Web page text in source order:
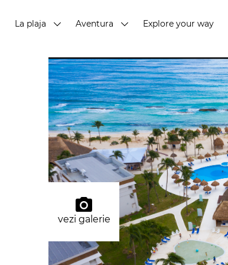
La plaja Aventura Explore your way
vezi galerie